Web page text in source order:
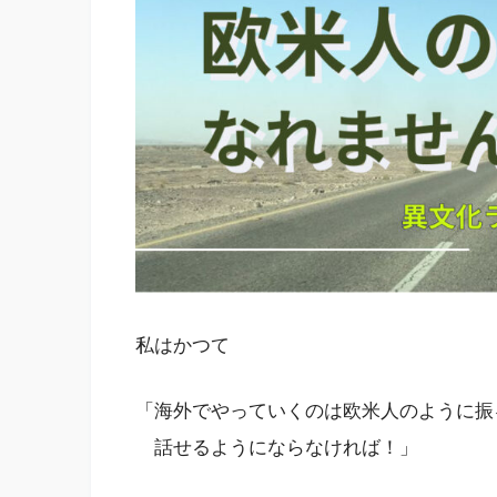
私はかつて
「海外でやっていくのは欧米人のように
話せるようにならなければ！」